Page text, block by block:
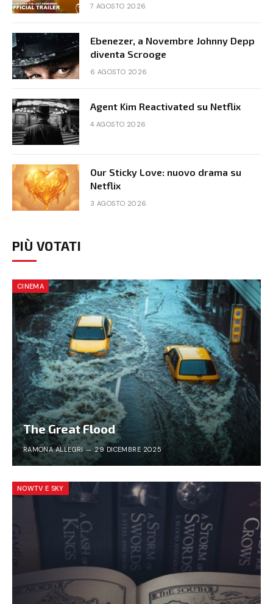
7 AGOSTO 2026
Ebenezer, a Novembre Johnny Depp
diventa Scrooge
6 AGOSTO 2026
Agent Kim Reactivated su Netflix
4 AGOSTO 2026
Our Sticky Love: nuovo drama su
Netflix
3 AGOSTO 2026
PIÙ VOTATI
CINEMA
The Great Flood
RAMONA ALLEGRI 29 DICEMBRE 2025
NOWTV E SKY